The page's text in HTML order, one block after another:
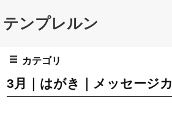
テンプレルン
カテゴリ
3月｜はがき｜メッセージ